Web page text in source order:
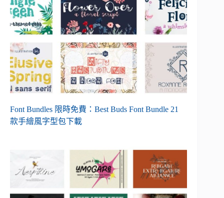
Font Bundles 限時免費：Best Buds Font Bundle 21
款手繪風字型包下載